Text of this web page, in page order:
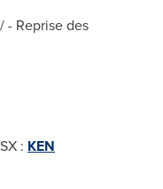
- Reprise des
: KEN